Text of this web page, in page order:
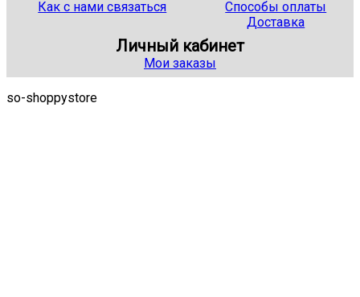
Как с нами связаться
Способы оплаты
Доставка
Личный кабинет
Мои заказы
so-shoppystore